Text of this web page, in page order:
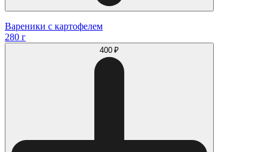
Вареники с картофелем
280 г
400 ₽